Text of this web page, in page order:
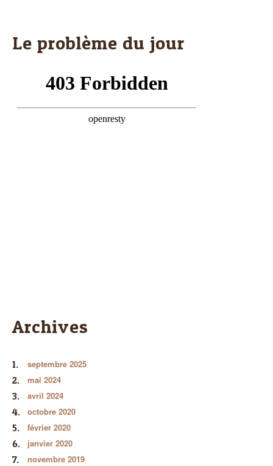
Le problème du jour
Archives
septembre 2025
mai 2024
avril 2024
octobre 2020
février 2020
janvier 2020
novembre 2019